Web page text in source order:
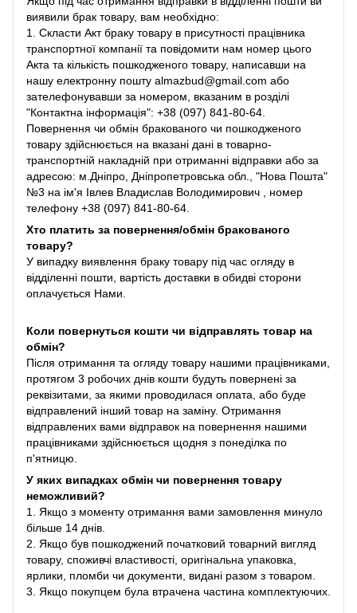
виявили брак товару, вам необхідно:
1. Скласти Акт браку товару в присутності працівника
транспортної компанії та повідомити нам номер цього
Акта та кількість пошкодженого товару, написавши на
нашу електронну пошту almazbud@gmail.com або
зателефонувавши за номером, вказаним в розділі
"Контактна інформація": +38 (097) 841-80-64.
Повернення чи обмін бракованого чи пошкодженого
товару здійснюється на вказані дані в товарно-
транспортній накладній при отриманні відправки або за
адресою: м.Дніпро, Дніпропетровська обл., "Нова Пошта"
№3 на ім'я Івлев Владислав Володимирович , номер
телефону +38 (097) 841-80-64.
Хто платить за повернення/обмін бракованого
товару?
У випадку виявлення браку товару під час огляду в
відділенні пошти, вартість доставки в обидві сторони
оплачується Нами.
Коли повернуться кошти чи відправлять товар на
обмін?
Після отримання та огляду товару нашими працівниками,
протягом 3 робочих днів кошти будуть повернені за
реквізитами, за якими проводилася оплата, або буде
відправлений інший товар на заміну. Отримання
відправлених вами відправок на повернення нашими
працівниками здійснюється щодня з понеділка по
п'ятницю.
У яких випадках обмін чи повернення товару
неможливий?
1. Якщо з моменту отримання вами замовлення минуло
більше 14 днів.
2. Якщо був пошкоджений початковий товарний вигляд
товару, споживчі властивості, оригінальна упаковка,
ярлики, пломби чи документи, видані разом з товаром.
3. Якщо покупцем була втрачена частина комплектуючих.